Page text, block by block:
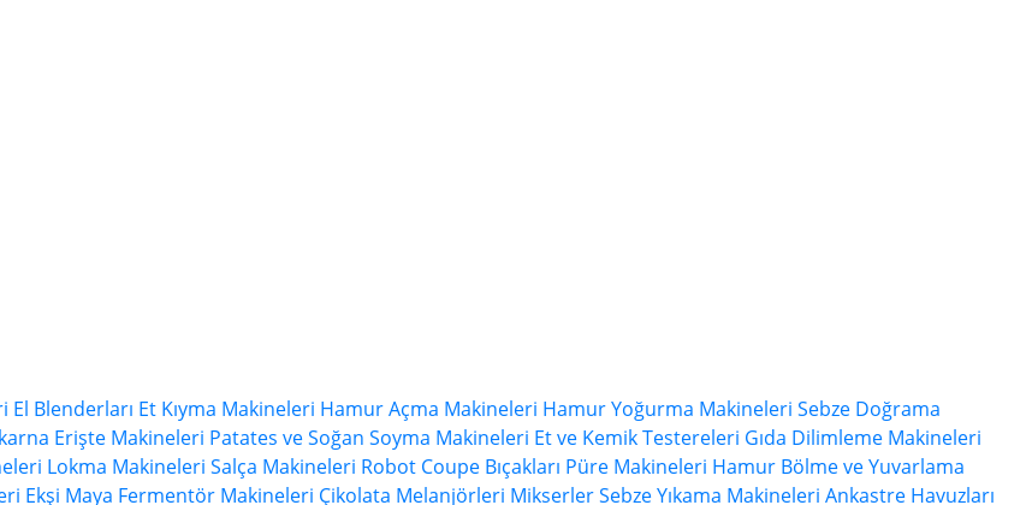
El Blenderları Et Kıyma Makineleri Hamur Açma Makineleri Hamur Yoğurma Makineleri Sebze Doğrama
Erişte Makineleri Patates ve Soğan Soyma Makineleri Et ve Kemik Testereleri Gıda Dilimleme Makineleri
Lokma Makineleri Salça Makineleri Robot Coupe Bıçakları Püre Makineleri Hamur Bölme ve Yuvarlama
Ekşi Maya Fermentör Makineleri Çikolata Melanjörleri MikserlerSebze Yıkama Makineleri Ankastre Havuzları